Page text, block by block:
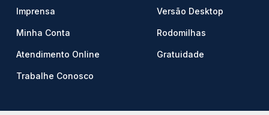
Imprensa
Minha Conta
Atendimento Online
Trabalhe Conosco
Versão Desktop
Rodomilhas
Gratuidade